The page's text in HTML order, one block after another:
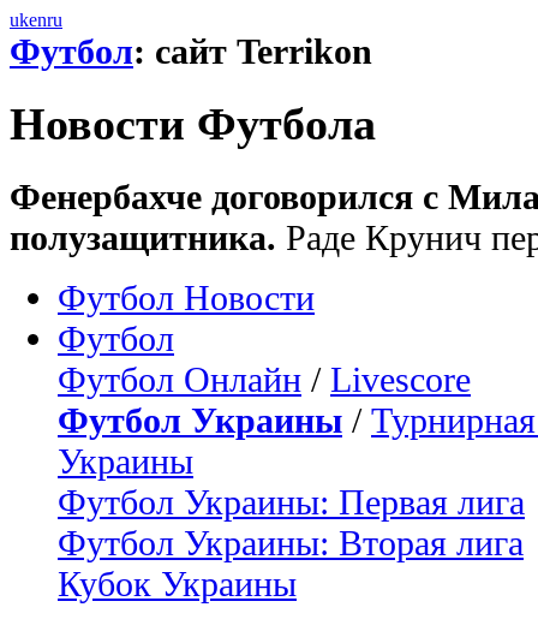
ukenru
Футбол: сайт Terrikon
Новости Футбола
Фенербахче договорился с
полузащитника. Раде Крунич
Футбол Новости
Футбол
Футбол Онлайн / Livescore
Футбол Украины /
Украины
Футбол Украины: Первая лига
Футбол Украины: Вторая лига
Кубок Украины